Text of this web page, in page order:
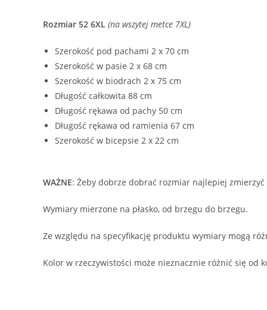
Rozmiar 52 6XL (na wszytej metce 7XL)
Szerokość pod pachami 2 x 70 cm
Szerokość w pasie 2 x 68 cm
Szerokość w biodrach 2 x 75 cm
Długość całkowita 88 cm
Długość rękawa od pachy 50 cm
Długość rękawa od ramienia 67 cm
Szerokość w bicepsie 2 x 22 cm
WAŻNE: Żeby dobrze dobrać rozmiar najlepiej
Wymiary mierzone na płasko, od brzegu do brzegu.
Ze względu na specyfikację produktu wymiary mogą
Kolor w rzeczywistości może nieznacznie różnić się